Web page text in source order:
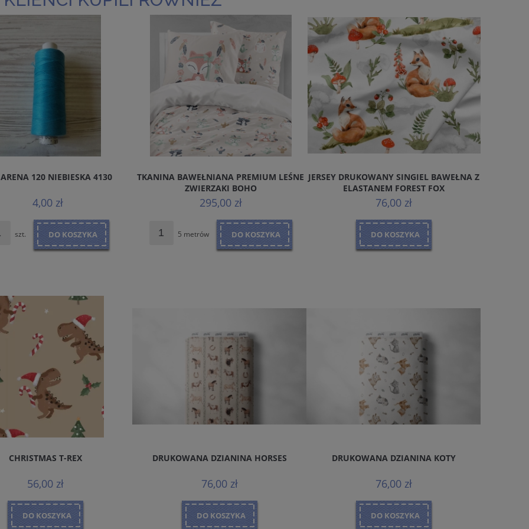
120 NIEBIESKA 4130
4,00 zł
szt. DO KOSZYKA
TKANINA BAWEŁNIANA PREMIUM LEŚNE
ZWIERZAKI BOHO
295,00 zł
5 metrów DO KOSZYKA
JERSEY DRUKOWANY SINGIEL BAWEŁNA Z
ELASTANEM FOREST FOX
76,00 zł
DO KOSZYKA
DZIANINA HORSES
76,00 zł
DO KOSZYKA
DRUKOWANA DZIANINA KOTY
76,00 zł
DO KOSZYKA
DRUKOWANA DZIANINA PUPPIES BEIGE
76,00 zł
DO KOSZYKA